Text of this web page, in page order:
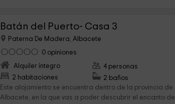
Batán del Puerto- Casa 3
Paterna De Madera, Albacete
0 opiniones
Alquiler íntegro
2 habitaciones
4 personas
2 baños
Este alojamiento se encuentra dentro de la provincia de
Albacete, en la que vas a poder descubrir el encanto de